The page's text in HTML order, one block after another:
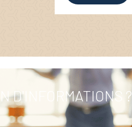
D'INFORMATIONS ?